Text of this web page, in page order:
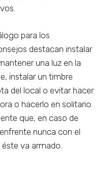
para los
destacan instalar
una luz en la
instalar un timbre
del local o evitar hacer
o hacerlo en solitario.
que, en caso de
nunca con el
va armado.